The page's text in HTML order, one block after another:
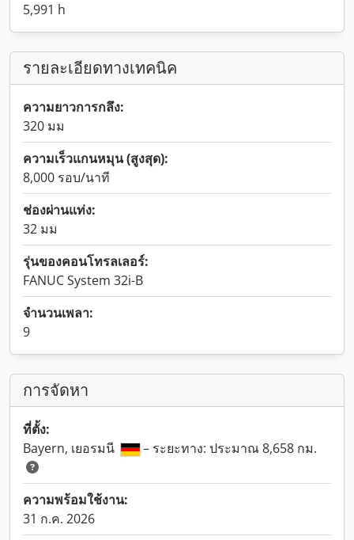
5,991 h
รายละเอียดทางเทคนิค
ความยาวการกลึง:
320 มม
ความเร็วแกนหมุน (สูงสุด):
8,000 รอบ/นาที
ช่องผ่านแท่ง:
32 มม
รุ่นของคอนโทรลเลอร์:
FANUC System 32i-B
จำนวนเพลา:
9
การจัดหา
ที่ตั้ง:
Bayern, เยอรมนี
– ระยะทาง: ประมาณ 8,658 กม.
ความพร้อมใช้งาน:
31 ก.ค. 2026